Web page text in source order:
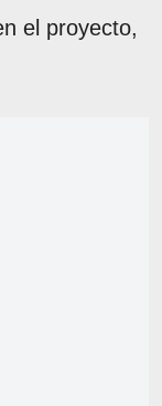
el proyecto,